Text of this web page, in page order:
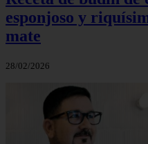
esponjoso y
mate
28/02/2026